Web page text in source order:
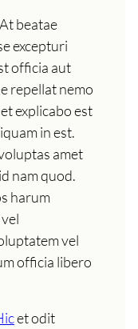
beatae
excepturi
officia aut
repellat nemo
explicabo est
in est.
amet
nam quod.
harum
vel
officia libero
et odit